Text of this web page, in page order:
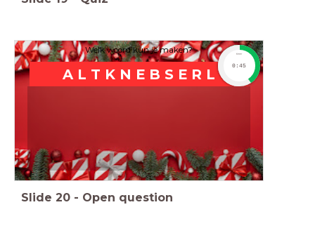
Welk woord kun je maken?
A L T K N E B S E R L
timer
0:45
Slide 20 - Open question